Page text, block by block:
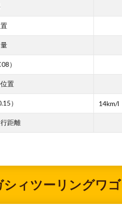
）
置
） 14km/l
距離
シィツーリングワ